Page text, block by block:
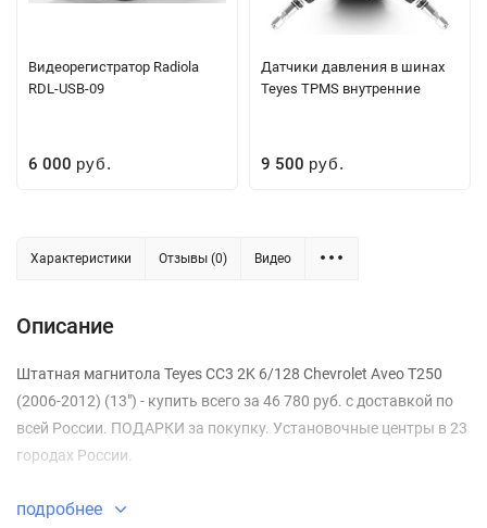
Видеорегистратор Radiola
RDL-USB-09
6 000 руб.
Датчики давления в шинах
Teyes TPMS внутренние
9 500 руб.
Характеристики Отзывы (0) Видео
Описание
Штатная магнитола Teyes CC3 2K 6/128 Chevrolet Aveo T250
(2006-2012) (13") - купить всего за 46 780 руб. с доставкой по
всей России. ПОДАРКИ за покупку. Установочные центры в 23
городах России.
подробнее